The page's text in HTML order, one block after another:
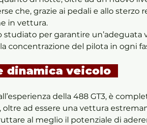
che, grazie ai pedali e allo sterzo
in vettura.
per garantire un’adeguata
concentrazione del pilota in ogni
e dinamica veicolo
della 488 GT3, è
oltre ad essere una vettura
al meglio il potenziale di